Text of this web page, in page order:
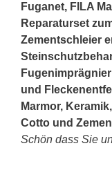
Fuganet, FILA
Reparaturset
Zementschleier
und
Marmor,
Cotto und
Schön dass Sie